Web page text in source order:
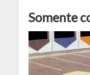
Somente